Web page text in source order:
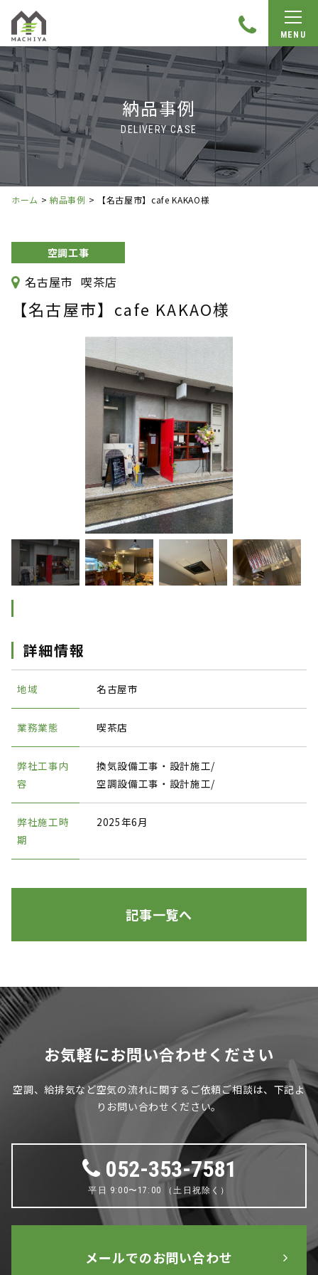
MENU
納品事例
DELIVERY CASE
ホーム >納品事例 > 【名古屋市】cafe KAKAO様
空調工事
名古屋市 喫茶店
【名古屋市】cafe KAKAO様
詳細情報
地域 名古屋市
業務業態 喫茶店
弊社工事内
容
換気設備工事・設計施工/
空調設備工事・設計施工/
弊社施工時
期
2025年6月
記事一覧へ
お気軽にお問い合わせください
空調、給排気など空気の流れに関するご依頼ご相談は、下記よ
りお問い合わせください。
052-353-7581
平日 9:00〜17:00 （土日祝除く）
メールでのお問い合わせ